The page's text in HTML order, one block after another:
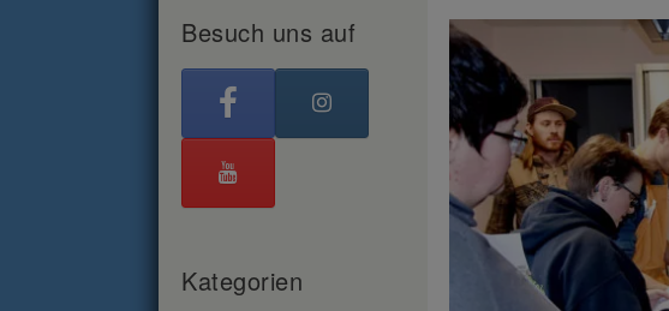
Besuch uns auf
Kategorien